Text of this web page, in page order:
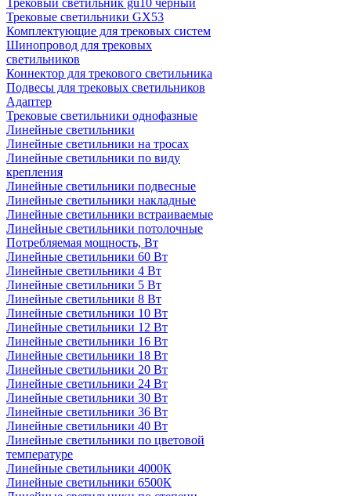
Трековый светильник gu10 черный
Трековые светильники GX53
Комплектующие для трековых систем
Шинопровод для трековых
светильников
Коннектор для трекового светильника
Подвесы для трековых светильников
Адаптер
Трековые светильники однофазные
Линейные светильники
Линейные светильники на тросах
Линейные светильники по виду
крепления
Линейные светильники подвесные
Линейные светильники накладные
Линейные светильники встраиваемые
Линейные светильники потолочные
Потребляемая мощность, Вт
Линейные светильники 60 Вт
Линейные светильники 4 Вт
Линейные светильники 5 Вт
Линейные светильники 8 Вт
Линейные светильники 10 Вт
Линейные светильники 12 Вт
Линейные светильники 16 Вт
Линейные светильники 18 Вт
Линейные светильники 20 Вт
Линейные светильники 24 Вт
Линейные светильники 30 Вт
Линейные светильники 36 Вт
Линейные светильники 40 Вт
Линейные светильники по цветовой
температуре
Линейные светильники 4000К
Линейные светильники 6500К